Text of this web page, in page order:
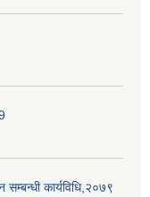
कार्यविधि,२०७९